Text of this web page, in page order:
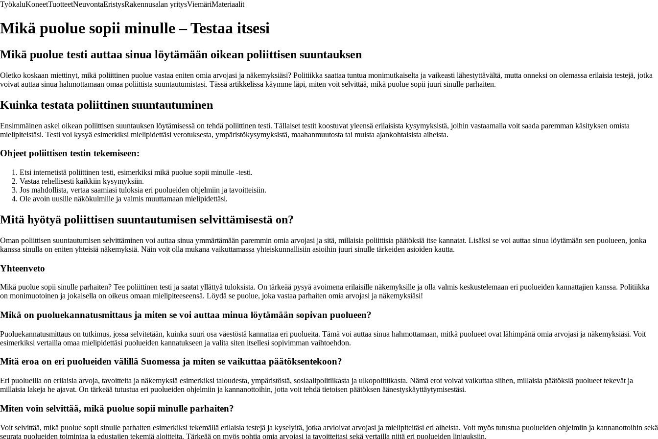
TyökaluKoneetTuotteetNeuvontaEristysRakennusalan yritysViemäriMateriaalit
Mikä puolue sopii minulle – Testaa itsesi
Mikä puolue testi auttaa sinua löytämään oikean poliittisen suuntauksen
Oletko koskaan miettinyt, mikä poliittinen puolue vastaa eniten omia arvojasi ja näkemyksiäsi? Politiikka saattaa tuntua monimutkaiselta ja vaikeasti lähestyttävältä, mutta onneksi on olemassa erilaisia testejä, jotka
voivat auttaa sinua hahmottamaan omaa poliittista suuntautumistasi. Tässä artikkelissa käymme läpi, miten voit selvittää, mikä puolue sopii juuri sinulle parhaiten.
Kuinka testata poliittinen suuntautuminen
Ensimmäinen askel oikean poliittisen suuntauksen löytämisessä on tehdä poliittinen testi. Tällaiset testit koostuvat yleensä erilaisista kysymyksistä, joihin vastaamalla voit saada paremman käsityksen omista
mielipiteistäsi. Testi voi kysyä esimerkiksi mielipidettäsi verotuksesta, ympäristökysymyksistä, maahanmuutosta tai muista ajankohtaisista aiheista.
Ohjeet poliittisen testin tekemiseen:
Etsi internetistä poliittinen testi, esimerkiksi mikä puolue sopii minulle -testi.
Vastaa rehellisesti kaikkiin kysymyksiin.
Jos mahdollista, vertaa saamiasi tuloksia eri puolueiden ohjelmiin ja tavoitteisiin.
Ole avoin uusille näkökulmille ja valmis muuttamaan mielipidettäsi.
Mitä hyötyä poliittisen suuntautumisen selvittämisestä on?
Oman poliittisen suuntautumisen selvittäminen voi auttaa sinua ymmärtämään paremmin omia arvojasi ja sitä, millaisia poliittisia päätöksiä itse kannatat. Lisäksi se voi auttaa sinua löytämään sen puolueen, jonka
kanssa sinulla on eniten yhteisiä näkemyksiä. Näin voit olla mukana vaikuttamassa yhteiskunnallisiin asioihin juuri sinulle tärkeiden asioiden kautta.
Yhteenveto
Mikä puolue sopii sinulle parhaiten? Tee poliittinen testi ja saatat yllättyä tuloksista. On tärkeää pysyä avoimena erilaisille näkemyksille ja olla valmis keskustelemaan eri puolueiden kannattajien kanssa. Politiikka
on monimuotoinen ja jokaisella on oikeus omaan mielipiteeseensä. Löydä se puolue, joka vastaa parhaiten omia arvojasi ja näkemyksiäsi!
Mikä on puoluekannatusmittaus ja miten se voi auttaa minua löytämään sopivan puolueen?
Puoluekannatusmittaus on tutkimus, jossa selvitetään, kuinka suuri osa väestöstä kannattaa eri puolueita. Tämä voi auttaa sinua hahmottamaan, mitkä puolueet ovat lähimpänä omia arvojasi ja näkemyksiäsi. Voit
esimerkiksi vertailla omaa mielipidettäsi puolueiden kannatukseen ja valita siten itsellesi sopivimman vaihtoehdon.
Mitä eroa on eri puolueiden välillä Suomessa ja miten se vaikuttaa päätöksentekoon?
Eri puolueilla on erilaisia arvoja, tavoitteita ja näkemyksiä esimerkiksi taloudesta, ympäristöstä, sosiaalipolitiikasta ja ulkopolitiikasta. Nämä erot voivat vaikuttaa siihen, millaisia päätöksiä puolueet tekevät ja
millaisia lakeja he ajavat. On tärkeää tutustua eri puolueiden ohjelmiin ja kannanottoihin, jotta voit tehdä tietoisen päätöksen äänestyskäyttäytymisestäsi.
Miten voin selvittää, mikä puolue sopii minulle parhaiten?
Voit selvittää, mikä puolue sopii sinulle parhaiten esimerkiksi tekemällä erilaisia testejä ja kyselyitä, jotka arvioivat arvojasi ja mielipiteitäsi eri aiheista. Voit myös tutustua puolueiden ohjelmiin ja kannanottoihin sekä
seurata puolueiden toimintaa ja edustajien tekemiä aloitteita. Tärkeää on myös pohtia omia arvojasi ja tavoitteitasi sekä vertailla niitä eri puolueiden linjauksiin.